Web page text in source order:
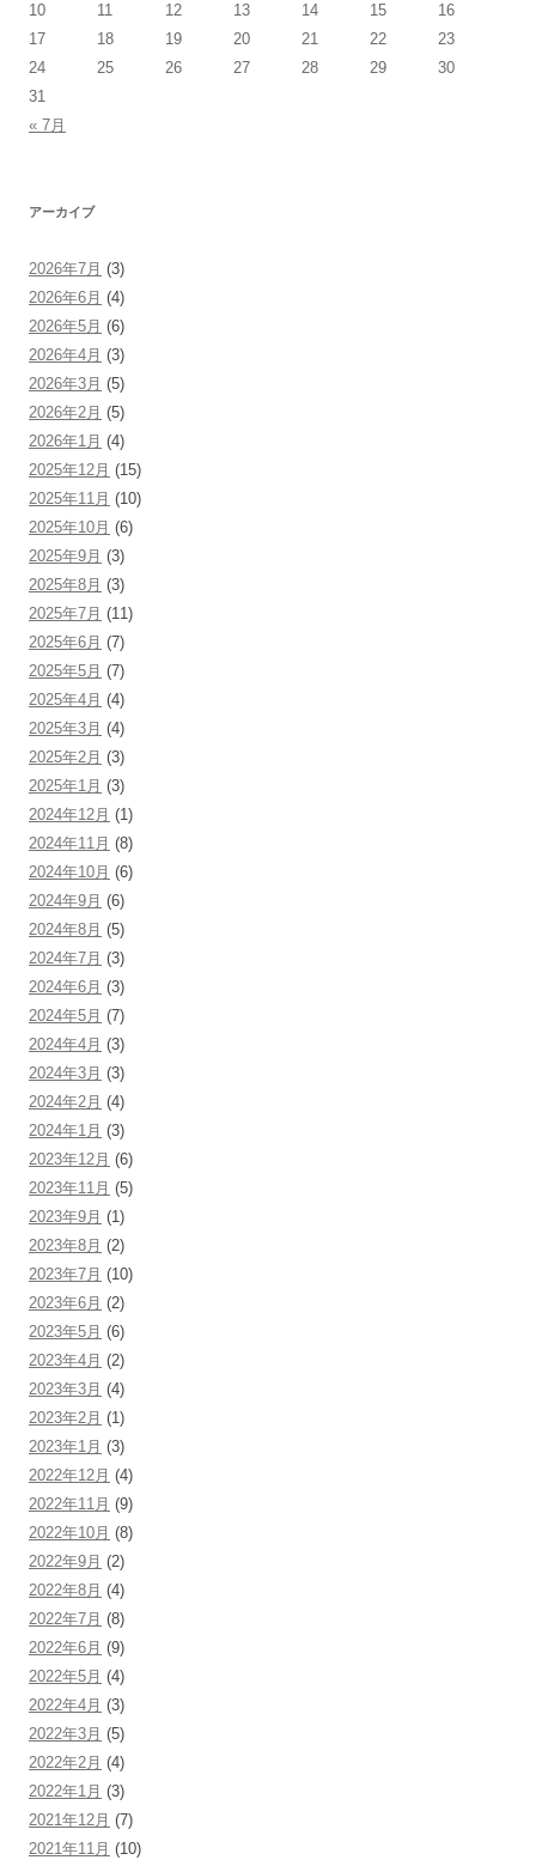
10 11 12 13 14 15
16
17
18 19 20 21 22
23
24
25 26 27 28 29
30
31
« 7月
アーカイブ
2026年7月 (3)
2026年6月 (4)
2026年5月 (6)
2026年4月 (3)
2026年3月 (5)
2026年2月 (5)
2026年1月 (4)
2025年12月 (15)
2025年11月 (10)
2025年10月 (6)
2025年9月 (3)
2025年8月 (3)
2025年7月 (11)
2025年6月 (7)
2025年5月 (7)
2025年4月 (4)
2025年3月 (4)
2025年2月 (3)
2025年1月 (3)
2024年12月 (1)
2024年11月 (8)
2024年10月 (6)
2024年9月 (6)
2024年8月 (5)
2024年7月 (3)
2024年6月 (3)
2024年5月 (7)
2024年4月 (3)
2024年3月 (3)
2024年2月 (4)
2024年1月 (3)
2023年12月 (6)
2023年11月 (5)
2023年9月 (1)
2023年8月 (2)
2023年7月 (10)
2023年6月 (2)
2023年5月 (6)
2023年4月 (2)
2023年3月 (4)
2023年2月 (1)
2023年1月 (3)
2022年12月 (4)
2022年11月 (9)
2022年10月 (8)
2022年9月 (2)
2022年8月 (4)
2022年7月 (8)
2022年6月 (9)
2022年5月 (4)
2022年4月 (3)
2022年3月 (5)
2022年2月 (4)
2022年1月 (3)
2021年12月 (7)
2021年11月 (10)